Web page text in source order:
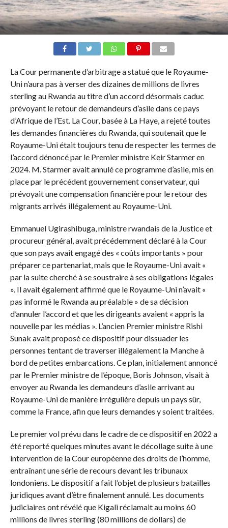
La Cour permanente d’arbitrage a statué que le Royaume-
Uni n’aura pas à verser des dizaines de millions de livres
sterling au Rwanda au titre d’un accord désormais caduc
prévoyant le retour de demandeurs d’asile dans ce pays
d’Afrique de l’Est. La Cour, basée à La Haye, a rejeté toutes
les demandes financières du Rwanda, qui soutenait que le
Royaume-Uni était toujours tenu de respecter les termes de
l’accord dénoncé par le Premier ministre Keir Starmer en
2024. M. Starmer avait annulé ce programme d’asile, mis en
place par le précédent gouvernement conservateur, qui
prévoyait une compensation financière pour le retour des
migrants arrivés illégalement au Royaume-Uni.
Emmanuel Ugirashibuga, ministre rwandais de la Justice et
procureur général, avait précédemment déclaré à la Cour
que son pays avait engagé des « coûts importants » pour
préparer ce partenariat, mais que le Royaume-Uni avait «
par la suite cherché à se soustraire à ses obligations légales
». Il avait également affirmé que le Royaume-Uni n’avait «
pas informé le Rwanda au préalable » de sa décision
d’annuler l’accord et que les dirigeants avaient « appris la
nouvelle par les médias ». L’ancien Premier ministre Rishi
Sunak avait proposé ce dispositif pour dissuader les
personnes tentant de traverser illégalement la Manche à
bord de petites embarcations. Ce plan, initialement annoncé
par le Premier ministre de l’époque, Boris Johnson, visait à
envoyer au Rwanda les demandeurs d’asile arrivant au
Royaume-Uni de manière irrégulière depuis un pays sûr,
comme la France, afin que leurs demandes y soient traitées.
Le premier vol prévu dans le cadre de ce dispositif en 2022 a
été reporté quelques minutes avant le décollage suite à une
intervention de la Cour européenne des droits de l’homme,
entraînant une série de recours devant les tribunaux
londoniens. Le dispositif a fait l’objet de plusieurs batailles
juridiques avant d’être finalement annulé. Les documents
judiciaires ont révélé que Kigali réclamait au moins 60
millions de livres sterling (80 millions de dollars) de